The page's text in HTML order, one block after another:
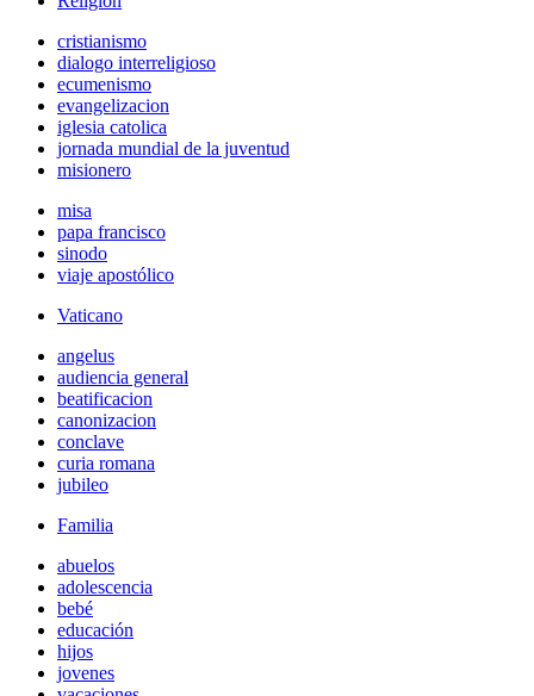
cristianismo
dialogo interreligioso
ecumenismo
evangelizacion
iglesia catolica
jornada mundial de la juventud
misionero
misa
papa francisco
sinodo
viaje apostólico
Vaticano
angelus
audiencia general
beatificacion
canonizacion
conclave
curia romana
jubileo
Familia
abuelos
adolescencia
bebé
educación
hijos
jovenes